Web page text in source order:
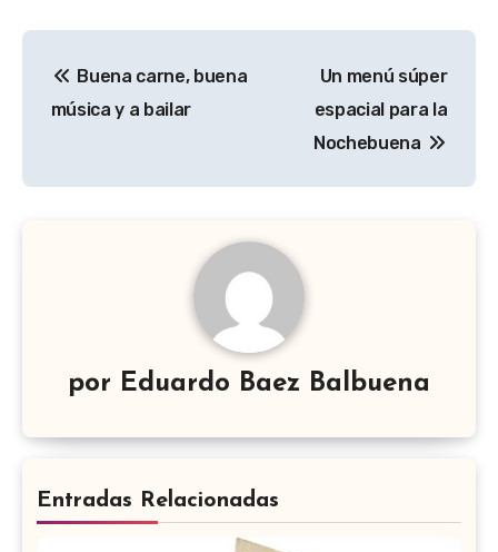
de
Buena carne, buena
música y a bailar
Un menú súper
espacial para la
Nochebuena
por Eduardo Baez Balbuena
Entradas Relacionadas